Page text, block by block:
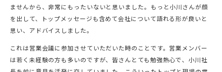
ませんから、非常にもったいないと思いました。もっと小川さんが顔
を出して、トップメッセージも含めて会社について語れる形が良いと
思い、アドバイスしました。
これは営業会議に参加させていただいた時のことです。営業メンバー
は若く未経験の方も多いのですが、皆さんとても勉強熱心で、小川社